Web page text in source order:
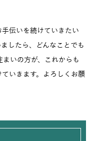
伝いを続けていきたい
したら、どんなことでも
いの方が、これからも
いきます。よろしくお願